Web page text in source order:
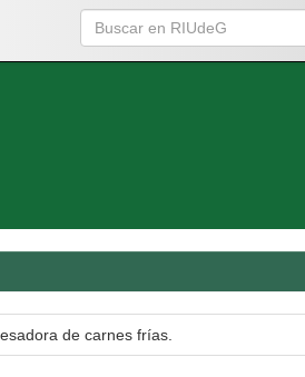
de carnes frías.